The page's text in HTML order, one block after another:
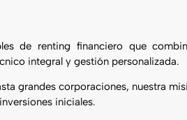
de renting financiero que
integral y gestión personalizada.
grandes corporaciones, nuestra
iniciales.